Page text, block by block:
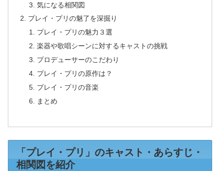
気になる相関図
プレイ・プリの魅了を深掘り
プレイ・プリの魅力３選
楽器や歌唱シーンに対するキャストの挑戦
プロデューサーのこだわり
プレイ・プリの原作は？
プレイ・プリの音楽
まとめ
「プレイ・プリ」のキャスト・あらすじ・
相関図を紹介